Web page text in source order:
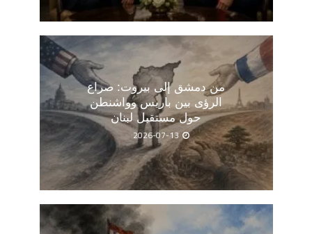
من دمشق إلى بيروت: صراع
الرؤى بين باريس وواشنطن
حول مستقبل لبنان
2026-07-13